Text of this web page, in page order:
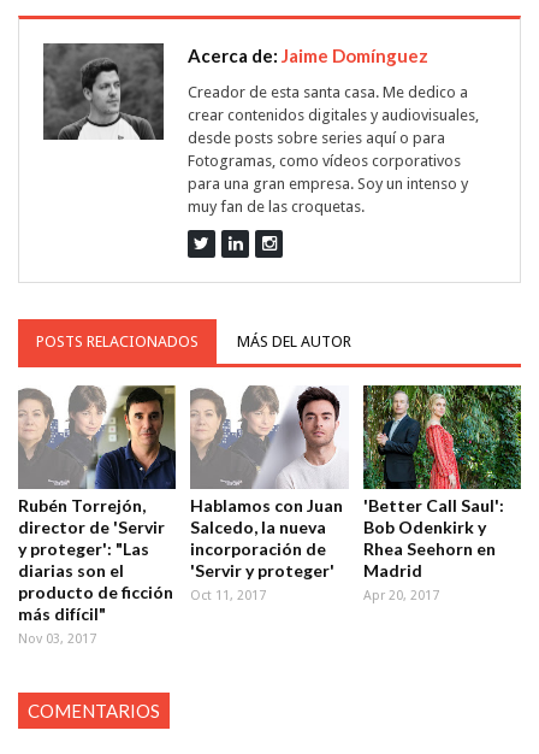
Acerca de: Jaime Domínguez
Creador de esta santa casa. Me dedico a
crear contenidos digitales y audiovisuales,
desde posts sobre series aquí o para
Fotogramas, como vídeos corporativos
para una gran empresa. Soy un intenso y
muy fan de las croquetas.
POSTS RELACIONADOS MÁS DEL AUTOR
Rubén Torrejón,
director de 'Servir
y proteger': "Las
diarias son el
producto de ficción
más difícil"
Nov 03, 2017
Hablamos con Juan
Salcedo, la nueva
incorporación de
'Servir y proteger'
Oct 11, 2017
'Better Call Saul':
Bob Odenkirk y
Rhea Seehorn en
Madrid
Apr 20, 2017
COMENTARIOS